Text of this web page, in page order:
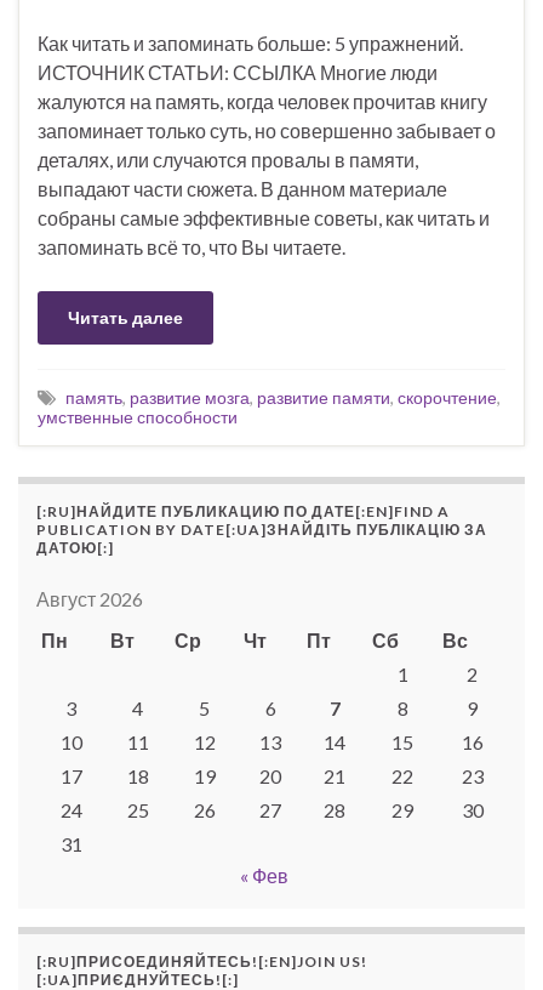
Как читать и запоминать больше: 5 упражнений.
ИСТОЧНИК СТАТЬИ: ССЫЛКА Многие люди
жалуются на память, когда человек прочитав книгу
запоминает только суть, но совершенно забывает о
деталях, или случаются провалы в памяти,
выпадают части сюжета. В данном материале
собраны самые эффективные советы, как читать и
запоминать всё то, что Вы читаете.
Читать далее
память, развитие мозга, развитие памяти, скорочтение,
умственные способности
[:RU]НАЙДИТЕ ПУБЛИКАЦИЮ ПО ДАТЕ[:EN]FIND A
PUBLICATION BY DATE[:UA]ЗНАЙДІТЬ ПУБЛІКАЦІЮ ЗА
ДАТОЮ[:]
Август 2026
Пн
Вт Ср Чт Пт Сб
Вс
1
2
3
4 5 6 7 8
9
10
11 12 13 14 15
16
17
18 19 20 21 22
23
24
25 26 27 28 29
30
31
« Фев
[:RU]ПРИСОЕДИНЯЙТЕСЬ![:EN]JOIN US!
[:UA]ПРИЄДНУЙТЕСЬ![:]